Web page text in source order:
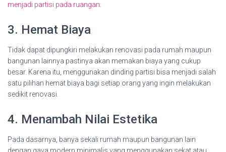
menjadi partisi pada ruangan.
3. Hemat Biaya
Tidak dapat dipungkiri melakukan renovasi pada rumah maupun
bangunan lainnya pastinya akan memakan biaya yang cukup
besar. Karena itu, menggunakan dinding partisi bisa menjadi salah
satu pilihan hemat biaya bagi setiap orang yang ingin melakukan
sedikit renovasi.
4. Menambah Nilai Estetika
Pada dasarnya, banya sekali rumah maupun bangunan lain